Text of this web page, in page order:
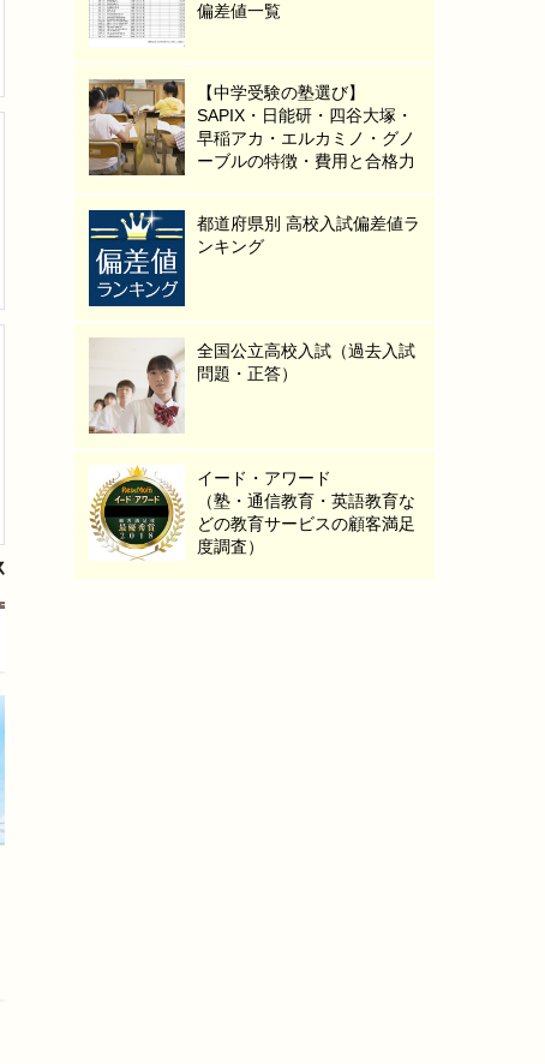
偏差値一覧
【中学受験の塾選び】
SAPIX・日能研・四谷大塚・
早稲アカ・エルカミノ・グノ
ーブルの特徴・費用と合格力
都道府県別 高校入試偏差値ラ
ンキング
全国公立高校入試（過去入試
問題・正答）
イード・アワード
（塾・通信教育・英語教育な
どの教育サービスの顧客満足
度調査）